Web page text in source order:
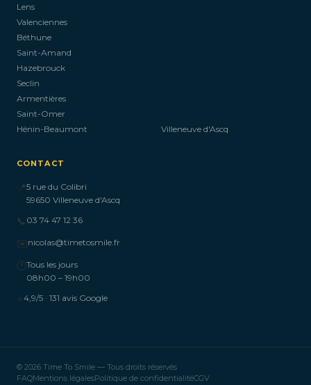
Lens
Valenciennes
Béthune
Saint-Amand
Hazebrouck
Seclin
Armentières
Saint-Omer
Hénin-Beaumont
Villeneuve d'Ascq
CONTACT
📍5 rue du Colibri
59650 Villeneuve d'Ascq
📞 03 74 47 12 36
✉️nicolas@timetosmile.fr
🕐Tous les jours
08h00 – 19h00
⭐4,9/5 · 131 avis Google
© 2026 Time To Smile — Tous droits réservés
FAQMentions légalesPolitique de confidentialitéCGV